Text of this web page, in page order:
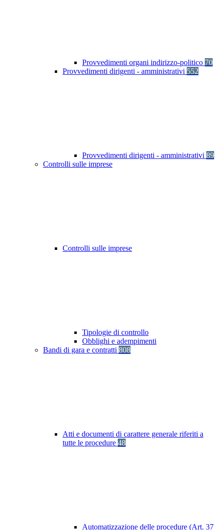
Provvedimenti organi indirizzo-politico 70
Provvedimenti dirigenti - amministrativi 552
Provvedimenti dirigenti - amministrativi 89
Controlli sulle imprese
Controlli sulle imprese
Tipologie di controllo
Obblighi e adempimenti
Bandi di gara e contratti 808
Atti e documenti di carattere generale riferiti a
tutte le procedure 48
Automatizzazione delle procedure (Art. 37